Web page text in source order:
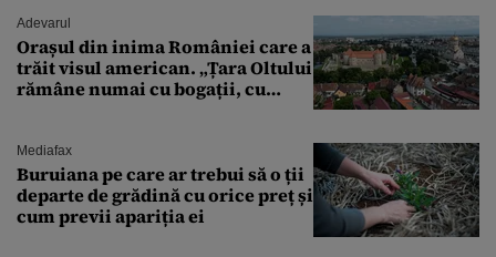
Adevarul
Orașul din inima României care a
trăit visul american. „Țara Oltului
rămâne numai cu bogații, cu
Mediafax
Buruiana pe care ar trebui să o ții
departe de grădină cu orice preț și
cum previi apariția ei